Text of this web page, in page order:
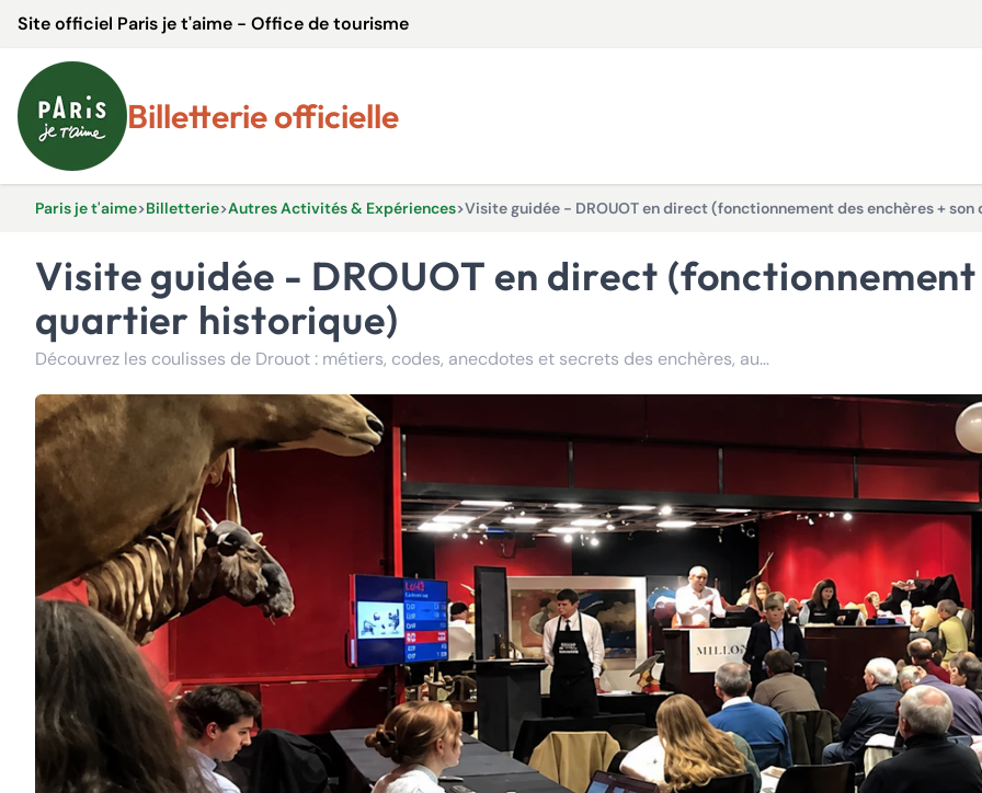
Site officiel Paris je t'aime - Office de tourisme
Billetterie officielle
Paris je t'aime>Billetterie>Autres Activités & Expériences>Visite guidée - DROUOT en direct (fonctionnement des enchères +
Visite guidée - DROUOT en direct (fonctionnement des enchères + son
quartier historique)
Découvrez les coulisses de Drouot : métiers, codes, anecdotes et secrets des enchères, au cœur du quartier des antiquaires